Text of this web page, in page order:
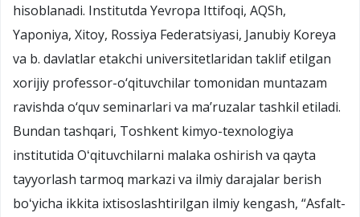
hisoblanadi. Institutda Yevropa Ittifoqi, AQSh,
Yaponiya, Xitoy, Rossiya Federatsiyasi, Janubiy Koreya
va b. davlatlar etakchi universitetlaridan taklif etilgan
xorijiy professor-o‘qituvchilar tomonidan muntazam
ravishda o‘quv seminarlari va ma’ruzalar tashkil etiladi.
Bundan tashqari, Toshkent kimyo-texnologiya
institutida Oʻqituvchilarni malaka oshirish va qayta
tayyorlash tarmoq markazi va ilmiy darajalar berish
boʻyicha ikkita ixtisoslashtirilgan ilmiy kengash, “Asfalt-